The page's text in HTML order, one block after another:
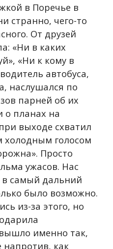
в Поречье в
странно, чего-то
От друзей
«Ни в каких
«Ни к кому в
автобуса,
наслушался по
парней об их
о планах на
выходе схватил
холодным голосом
Просто
ужасов. Нас
в самый дальний
было возможно.
из-за этого, но
именно так,
напротив, как